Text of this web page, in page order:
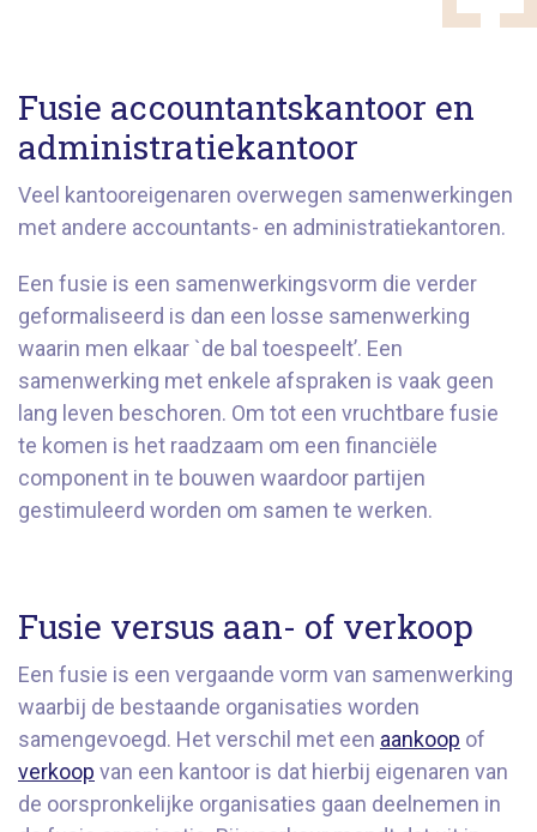
Fusie accountantskantoor en
administratiekantoor
Veel kantooreigenaren overwegen samenwerkingen
met andere accountants- en administratiekantoren.
Een fusie is een samenwerkingsvorm die verder
geformaliseerd is dan een losse samenwerking
waarin men elkaar `de bal toespeelt’. Een
samenwerking met enkele afspraken is vaak geen
lang leven beschoren. Om tot een vruchtbare fusie
te komen is het raadzaam om een financiële
component in te bouwen waardoor partijen
gestimuleerd worden om samen te werken.
Fusie versus aan- of verkoop
Een fusie is een vergaande vorm van samenwerking
waarbij de bestaande organisaties worden
samengevoegd. Het verschil met een aankoop of
verkoop van een kantoor is dat hierbij eigenaren van
de oorspronkelijke organisaties gaan deelnemen in